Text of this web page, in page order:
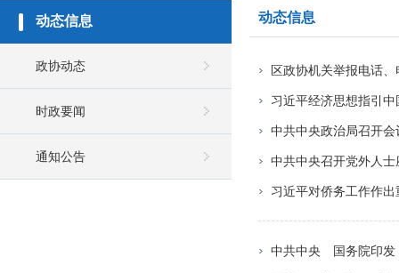
动态信息
政协动态
时政要闻
通知公告
动态信息
区政协机关举报电话
习近平经济思想指引
中共中央政治局召开
中共中央召开党外人
习近平对侨务工作作出
中共中央 国务院印发